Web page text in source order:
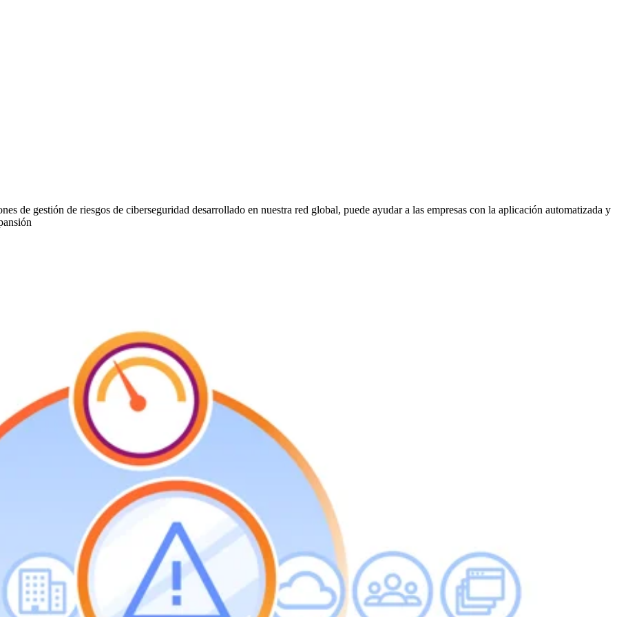
de gestión de riesgos de ciberseguridad desarrollado en nuestra red global, puede ayudar a las empresas con la aplicación automatizada y